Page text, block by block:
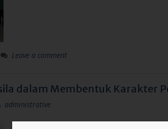
Leave a comment
dalam Membentuk Karakter
administrative